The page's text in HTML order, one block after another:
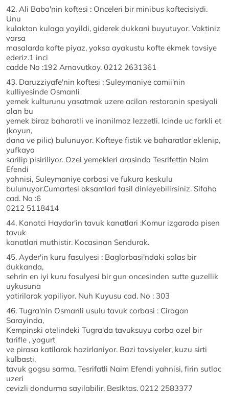
42. Ali Baba'nin koftesi : Onceleri bir minibus koftecisiydi.
Unu
kulaktan kulaga yayildi, giderek dukkani buyutuyor. Vaktiniz
varsa
masalarda kofte piyaz, yoksa ayakustu kofte ekmek tavsiye
ederiz.1 inci
cadde No :192 Arnavutkoy. 0212 2631361
43. Daruzziyafe'nin koftesi : Suleymaniye camii'nin
kulliyesinde Osmanli
yemek kulturunu yasatmak uzere acilan restoranin spesiyali
olan bu
yemek biraz baharatli ve inanilmaz lezzetli. Icinde uc farkli et
(koyun,
dana ve pilic) bulunuyor. Kofteye fistik ve baharatlar eklenip,
yufkaya
sarilip pisiriliyor. Ozel yemekleri arasinda Tesrifettin Naim
Efendi
yahnisi, Suleymaniye corbasi ve fukura keskulu
bulunuyor.Cumartesi aksamlari fasil dinleyebilirsiniz. Sifaha
cad. No :6
0212 5118414
44. Kanatci Haydar'in tavuk kanatlari :Komur izgarada pisen
tavuk
kanatlari muthistir. Kocasinan Sendurak.
45. Ayder'in kuru fasulyesi : Baglarbasi'ndaki salas bir
dukkanda,
sehrin en iyi kuru fasulyesi bir gun oncesinden sutte guzellik
uykusuna
yatirilarak yapiliyor. Nuh Kuyusu cad. No : 303
46. Tugra'nin Osmanli usulu tavuk corbasi : Ciragan
Sarayinda,
Kempinski otelindeki Tugra'da tavuksuyu corba ozel bir
tarifle , yogurt
ve pirasa katilarak hazirlaniyor. Bazi tavsiyeler, kuzu sirti
kulbasti,
tavuk gogsu sarma, Tesrifatli Naim Efendi yahnisi, firin sutlac
uzeri
cevizli dondurma sayilabilir. BesIktas. 0212 2583377